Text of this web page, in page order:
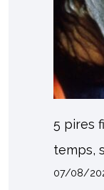
5 pires
temps,
07/08/